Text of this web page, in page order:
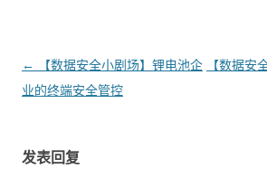
文章导航
←
【数据安全小剧场】锂电池企
业的终端安全管控
【数据安
发表回复